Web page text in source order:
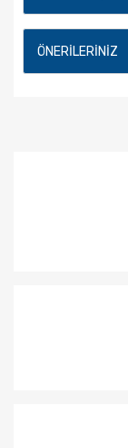
ÖNERILERINIZ